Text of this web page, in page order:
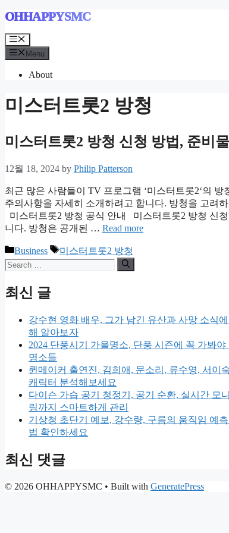
Skip
content
OHHAPPYSMC
Menu
Menu
About
미스터트롯2 방청
미스터트롯2 방청 신청 방법, 준비
12월 18, 2024 by Philip Patterson
최근 많은 사람들이 TV 프로그램 ‘미스터트롯2‘의
주의사항을 자세히 소개하려고 합니다. 방청을 고려
미스터트롯2 방청 공식 안내 미스터트롯2 방청 신
니다. 방청은 공개된 … Read more
Categories
Business Tags
미스터트롯2 방청
Search
for:
최신 글
강수현 영화 배우, 그가 남긴 유산과 사망 소식에
해 알아보자
2024 단풍시기 가을명소, 단풍 시즌에 꼭 가봐야
명소들
퀸메이커 출연진, 김희애, 문소리, 류수영, 서이
캐릭터 분석해보세요
다이슨 가습 공기 청정기, 공기 순환, 실시간 모
링까지 스마트하게 관리
기상청 초단기 예보, 강수량, 구름의 움직임 예
법 확인하세요
최신 댓글
© 2026 OHHAPPYSMC • Built with GeneratePress